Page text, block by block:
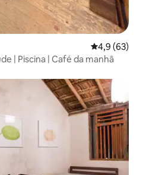
4,9 de uma
4,9 (63)
| Piscina | Café da manhã